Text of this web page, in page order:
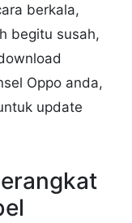
berkala,
begitu susah,
Oppo anda,
update